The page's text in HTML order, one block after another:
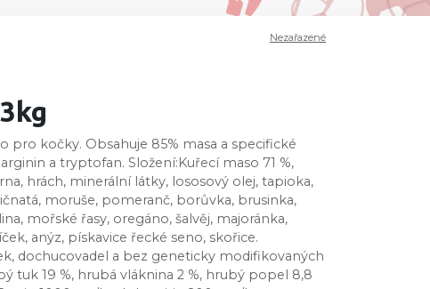
Nezařazené
kočky. Obsahuje 85% masa a specifické
a tryptofan. Složení:Kuřecí maso 71 %,
hrách, minerální látky, lososový olej, tapioka,
moruše, pomeranč, borůvka, brusinka,
mořské řasy, oregáno, šalvěj, majoránka,
anýz, pískavice řecké seno, skořice.
dochucovadel a bez geneticky modifikovaných
tuk 19 %, hrubá vláknina 2 %, hrubý popel 8,8